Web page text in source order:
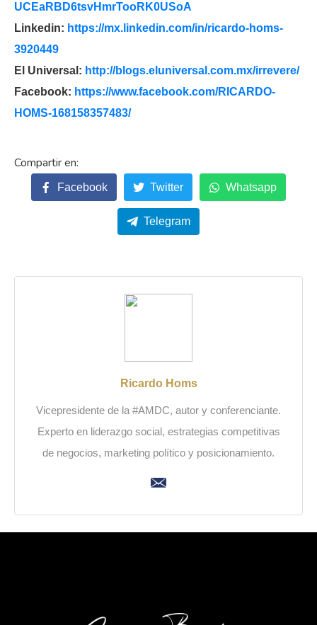
UCEaRBD6tsvHmrTooRK0USoA
Linkedin: https://mx.linkedin.com/in/ricardo-homs-
3920449
El Universal: http://blogs.eluniversal.com.mx/irrevere/
Facebook: https://www.facebook.com/RICARDO-
HOMS-168158357483/
Facebook Twitter Whatsapp
Telegram
Ricardo Homs
Vicepresidente de la #AMDC, autor y conferenciante.
Experto en liderazgo social, estrategias competitivas
de negocios, marketing político y posicionamiento.